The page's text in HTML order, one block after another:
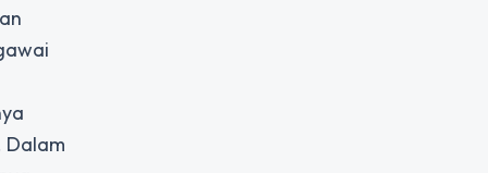
Dalam